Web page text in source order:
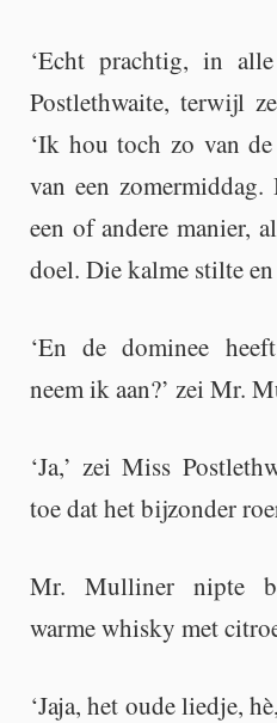
‘Echt prach­tig, in
Post­leth­wai­te, ter­wijl
‘Ik hou toch zo van
van een
een of an­de­re ma­nier,
doel. Die kalme stil­te
‘En de do­mi­nee
neem ik aan?’ zei Mr.
‘Ja,’ zei Miss
toe dat het bij­zon­der
Mr. Mul­li­ner nipte
warme whis­ky met
‘Jaja, het oude lied­je,